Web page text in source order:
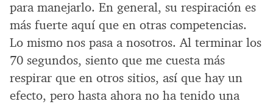
para manejarlo. En general, su respiración es
más fuerte aquí que en otras competencias.
Lo mismo nos pasa a nosotros. Al terminar los
70 segundos, siento que me cuesta más
respirar que en otros sitios, así que hay un
efecto, pero hasta ahora no ha tenido una